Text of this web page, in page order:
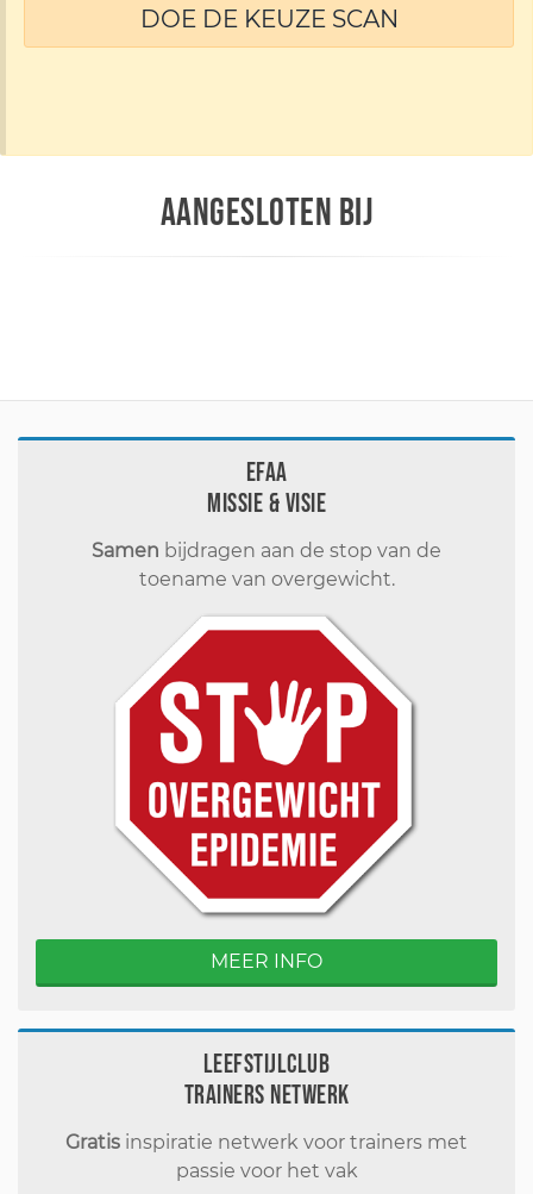
DOE DE KEUZE SCAN
AANGESLOTEN BIJ
EFAA
Missie & visie
Samen bijdragen aan de stop van de
toename van overgewicht.
MEER INFO
Leefstijlclub
Trainers Netwerk
Gratis inspiratie netwerk voor trainers met
passie voor het vak